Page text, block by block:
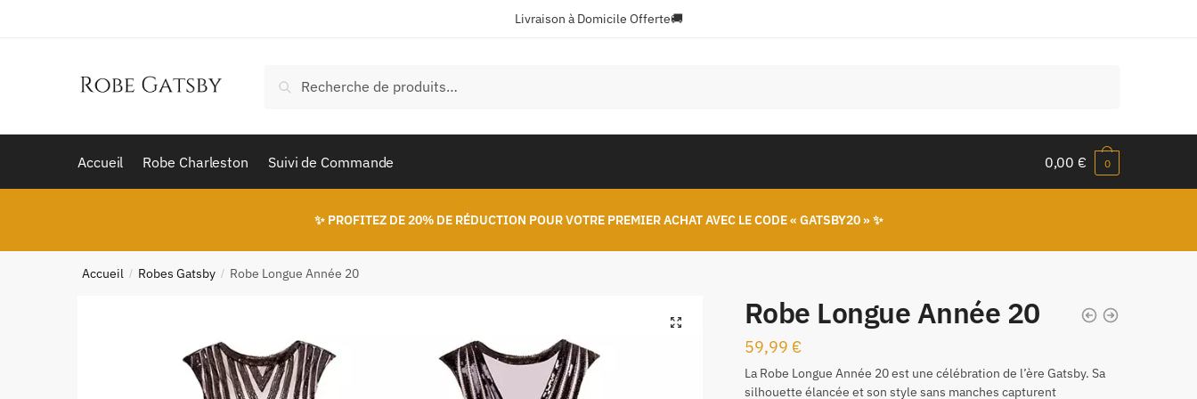
Livraison à Domicile Offerte🚚
pour :
Recherche
Accueil Robe Charleston Suivi de Commande 0,00 € 0
✨ PROFITEZ DE 20% DE RÉDUCTION POUR VOTRE PREMIER ACHAT AVEC LE CODE « GATSBY20 » ✨
Accueil / Robes Gatsby / Robe Longue Année 20
🔍 Robe Longue Année 20
59,99 €
La Robe Longue Année 20 est une célébration de l’ère Gatsby. Sa
silhouette élancée et son style sans manches capturent